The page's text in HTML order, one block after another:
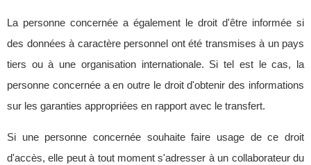
La personne concernée a également le droit d'être informée si
des données à caractère personnel ont été transmises à un pays
tiers ou à une organisation internationale. Si tel est le cas, la
personne concernée a en outre le droit d'obtenir des informations
sur les garanties appropriées en rapport avec le transfert.
Si une personne concernée souhaite faire usage de ce droit
d'accès, elle peut à tout moment s'adresser à un collaborateur du